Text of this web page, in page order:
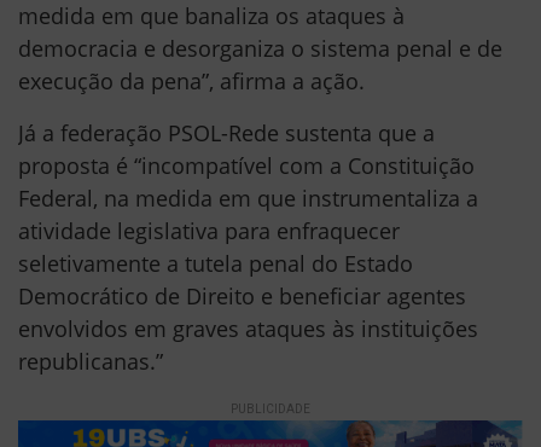
medida em que banaliza os ataques à
democracia e desorganiza o sistema penal e de
execução da pena”, afirma a ação.
Já a federação PSOL-Rede sustenta que a
proposta é “incompatível com a Constituição
Federal, na medida em que instrumentaliza a
atividade legislativa para enfraquecer
seletivamente a tutela penal do Estado
Democrático de Direito e beneficiar agentes
envolvidos em graves ataques às instituições
republicanas.”
PUBLICIDADE